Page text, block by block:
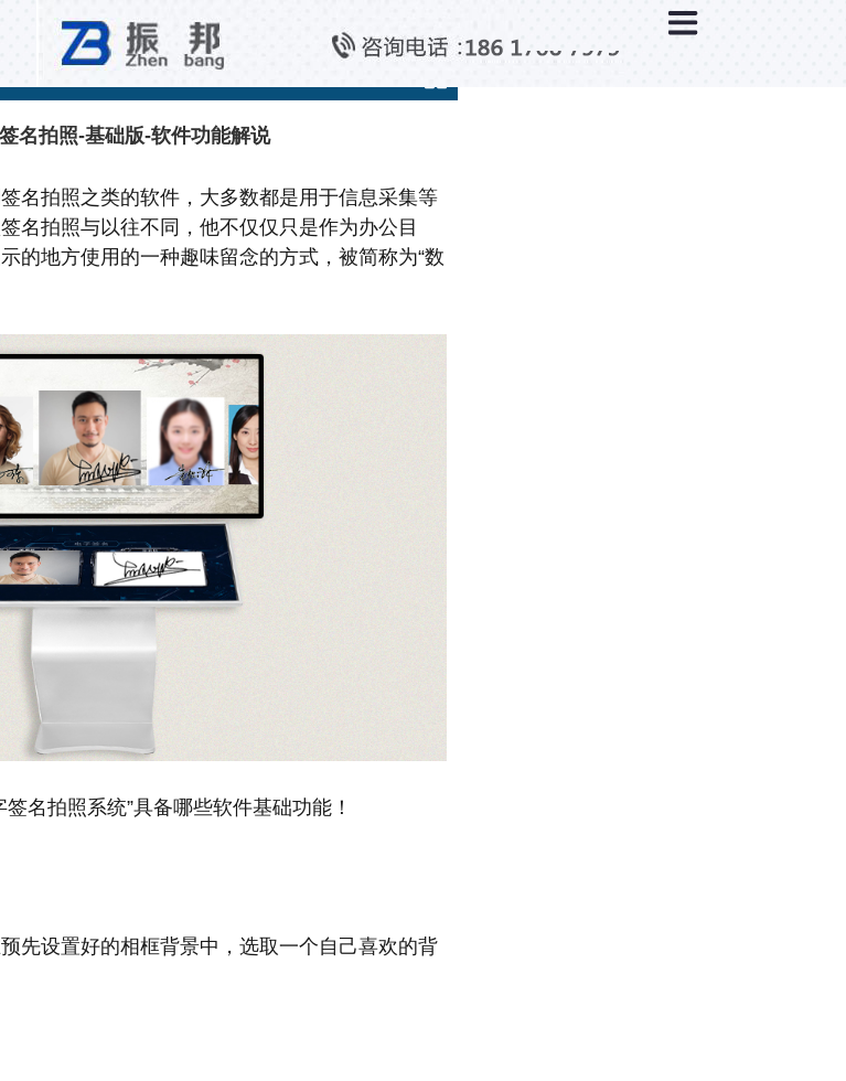
名拍照-基础版-软件功能解说
名拍照之类的软件，大多数都是用于信息采集等
名拍照与以往不同，他不仅仅只是作为办公目
的地方使用的一种趣味留念的方式，被简称为“数
名拍照系统”具备哪些软件基础功能！
先设置好的相框背景中，选取一个自己喜欢的背